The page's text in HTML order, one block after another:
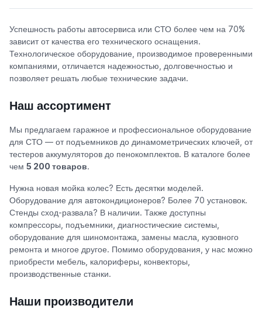
Успешность работы автосервиса или СТО более чем на 70%
зависит от качества его технического оснащения.
Технологическое оборудование, производимое проверенными
компаниями, отличается надежностью, долговечностью и
позволяет решать любые технические задачи.
Наш ассортимент
Мы предлагаем гаражное и профессиональное оборудование
для СТО — от подъемников до динамометрических ключей, от
тестеров аккумуляторов до пенокомплектов. В каталоге более
чем 5 200 товаров.
Нужна новая мойка колес? Есть десятки моделей.
Оборудование для автокондиционеров? Более 70 установок.
Стенды сход-развала? В наличии. Также доступны
компрессоры, подъемники, диагностические системы,
оборудование для шиномонтажа, замены масла, кузовного
ремонта и многое другое. Помимо оборудования, у нас можно
приобрести мебель, калориферы, конвекторы,
производственные станки.
Наши производители